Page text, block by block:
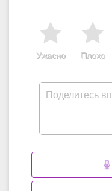
Плохо
Ужасно